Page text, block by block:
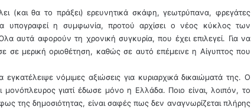
(και θα το πράξει) ερευνητικά σκάφη, γεωτρύπανα, φρεγάτες
η συμφωνία, προτού αρχίσει ο νέος κύκλος των
αυτά αφορούν τη χρονική συγκυρία, που έχει επιλεγεί. Για να
σε μερική οριοθέτηση, καθώς σε αυτό επέμεινε η Αίγυπτος που
νόμιμες αξιώσεις για κυριαρχικά δικαιώματά της. Ο
μονόπλευρος γιατί έδωσε μόνο η Ελλάδα. Ποιο είναι, λοιπόν, το
της δημοσιότητας, είναι σαφές πως δεν αναγνωρίζεται πλήρης